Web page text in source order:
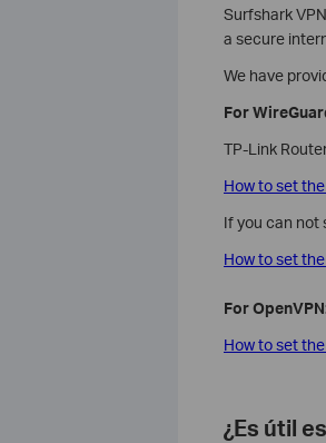
Surfshark
a secure
We have
For
TP-Link
How to set
If you can not
How to set
For
How to set
¿Es útil